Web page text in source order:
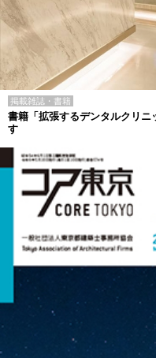
掲載雑誌・書籍
書籍「拡張するデンタルクリニ
す